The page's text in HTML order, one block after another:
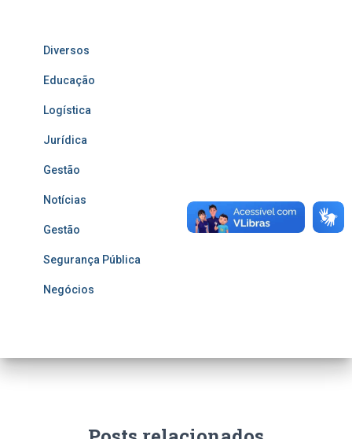
Diversos
Educação
Logística
Jurídica
Gestão
Notícias
Gestão
Segurança Pública
Negócios